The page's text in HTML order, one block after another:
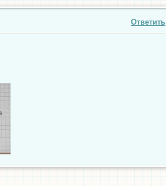
Ответить